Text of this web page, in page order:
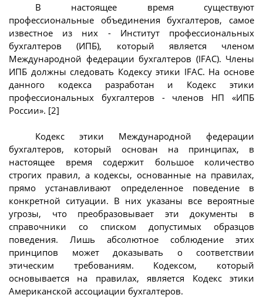
В настоящее время существуют
профессиональные объединения бухгалтеров, самое
известное из них - Институт профессиональных
бухгалтеров (ИПБ), который является членом
Международной федерации бухгалтеров (IFAC). Члены
ИПБ должны следовать Кодексу этики IFAC. На основе
данного кодекса разработан и Кодекс этики
профессиональных бухгалтеров - членов НП «ИПБ
России». [2]
Кодекс этики Международной федерации
бухгалтеров, который основан на принципах, в
настоящее время содержит большое количество
строгих правил, а кодексы, основанные на правилах,
прямо устанавливают определенное поведение в
конкретной ситуации. В них указаны все вероятные
угрозы, что преобразовывает эти документы в
справочники со списком допустимых образцов
поведения. Лишь абсолютное соблюдение этих
принципов может доказывать о соответствии
этическим требованиям. Кодексом, который
основывается на правилах, является Кодекс этики
Американской ассоциации бухгалтеров.